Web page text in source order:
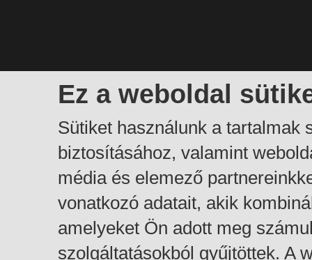
Ez a weboldal
Sütiket használunk a tartalmak
biztosításához, valamint
média és elemező
vonatkozó adatait, akik
amelyeket Ön adott meg
szolgáltatásokból gyűjtöttek. A